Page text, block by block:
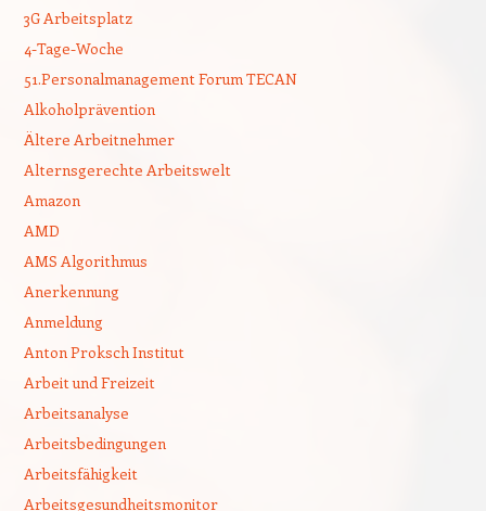
3G Arbeitsplatz
4-Tage-Woche
51.Personalmanagement Forum TECAN
Alkoholprävention
Ältere Arbeitnehmer
Alternsgerechte Arbeitswelt
Amazon
AMD
AMS Algorithmus
Anerkennung
Anmeldung
Anton Proksch Institut
Arbeit und Freizeit
Arbeitsanalyse
Arbeitsbedingungen
Arbeitsfähigkeit
Arbeitsgesundheitsmonitor